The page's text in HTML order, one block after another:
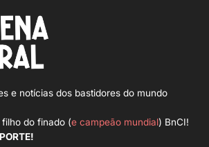
e notícias dos bastidores do mundo
do finado (e campeão mundial) BnCI!